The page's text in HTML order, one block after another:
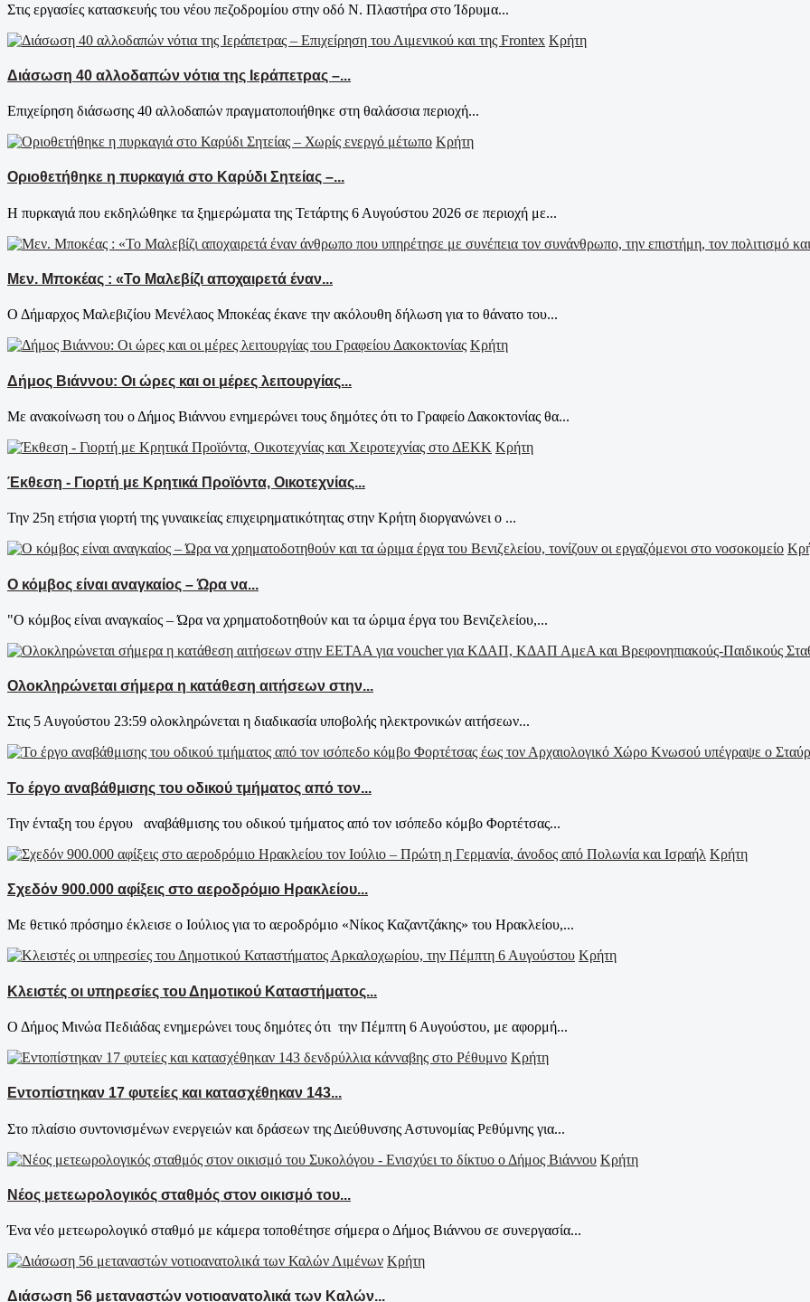
Στις εργασίες κατασκευής του νέου πεζοδρομίου στην οδό Ν. Πλαστήρα στο Ίδρυμα...
Κρήτη
Διάσωση 40 αλλοδαπών νότια της Ιεράπετρας –...
Επιχείρηση διάσωσης 40 αλλοδαπών πραγματοποιήθηκε στη θαλάσσια περιοχή...
Κρήτη
Οριοθετήθηκε η πυρκαγιά στο Καρύδι Σητείας –...
Η πυρκαγιά που εκδηλώθηκε τα ξημερώματα της Τετάρτης 6 Αυγούστου 2026 σε περιοχή με...
Μεν. Μποκέας : «Το Μαλεβίζι αποχαιρετά έναν...
Ο Δήμαρχος Μαλεβιζίου Μενέλαος Μποκέας έκανε την ακόλουθη δήλωση για το θάνατο του...
Κρήτη
Δήμος Βιάννου: Οι ώρες και οι μέρες λειτουργίας...
Με ανακοίνωση του ο Δήμος Βιάννου ενημερώνει τους δημότες ότι το Γραφείο Δακοκτονίας θα...
Κρήτη
Έκθεση - Γιορτή με Κρητικά Προϊόντα, Οικοτεχνίας...
Την 25η ετήσια γιορτή της γυναικείας επιχειρηματικότητας στην Κρήτη διοργανώνει ο ...
Ο κόμβος είναι αναγκαίος – Ώρα να...
"Ο κόμβος είναι αναγκαίος – Ώρα να χρηματοδοτηθούν και τα ώριμα έργα του Βενιζελείου,...
Ολοκληρώνεται σήμερα η κατάθεση αιτήσεων στην...
Στις 5 Αυγούστου 23:59 ολοκληρώνεται η διαδικασία υποβολής ηλεκτρονικών αιτήσεων...
Το έργο αναβάθμισης του οδικού τμήματος από τον...
Την ένταξη του έργου αναβάθμισης του οδικού τμήματος από τον ισόπεδο κόμβο Φορτέτσας...
Κρήτη
Σχεδόν 900.000 αφίξεις στο αεροδρόμιο Ηρακλείου...
Με θετικό πρόσημο έκλεισε ο Ιούλιος για το αεροδρόμιο «Νίκος Καζαντζάκης» του Ηρακλείου,...
Κρήτη
Κλειστές οι υπηρεσίες του Δημοτικού Καταστήματος...
Ο Δήμος Μινώα Πεδιάδας ενημερώνει τους δημότες ότι την Πέμπτη 6 Αυγούστου, με αφορμή...
Κρήτη
Εντοπίστηκαν 17 φυτείες και κατασχέθηκαν 143...
Στο πλαίσιο συντονισμένων ενεργειών και δράσεων της Διεύθυνσης Αστυνομίας Ρεθύμνης για...
Κρήτη
Νέος μετεωρολογικός σταθμός στον οικισμό του...
Ένα νέο μετεωρολογικό σταθμό με κάμερα τοποθέτησε σήμερα ο Δήμος Βιάννου σε συνεργασία...
Κρήτη
Διάσωση 56 μεταναστών νοτιοανατολικά των Καλών...